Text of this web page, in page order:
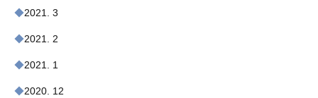
2021. 3
2021. 2
2021. 1
2020. 12